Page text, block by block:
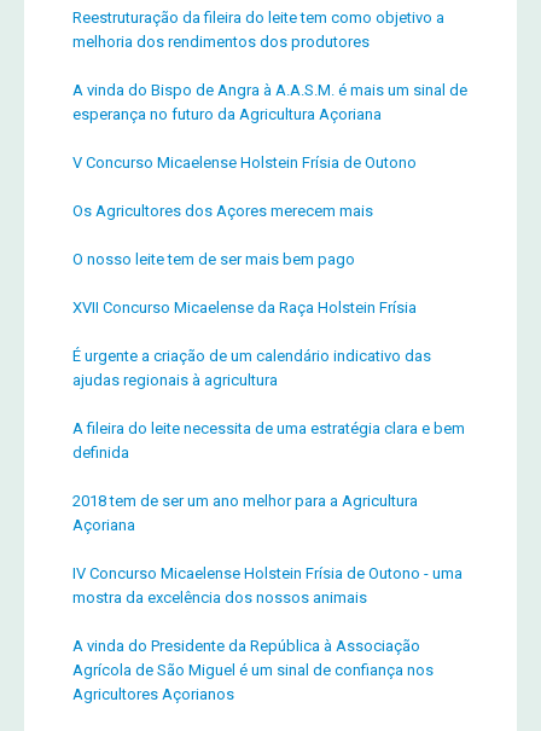
Reestruturação da fileira do leite tem como objetivo a
melhoria dos rendimentos dos produtores
A vinda do Bispo de Angra à A.A.S.M. é mais um sinal de
esperança no futuro da Agricultura Açoriana
V Concurso Micaelense Holstein Frísia de Outono
Os Agricultores dos Açores merecem mais
O nosso leite tem de ser mais bem pago
XVII Concurso Micaelense da Raça Holstein Frísia
É urgente a criação de um calendário indicativo das
ajudas regionais à agricultura
A fileira do leite necessita de uma estratégia clara e bem
definida
2018 tem de ser um ano melhor para a Agricultura
Açoriana
IV Concurso Micaelense Holstein Frísia de Outono - uma
mostra da excelência dos nossos animais
A vinda do Presidente da República à Associação
Agrícola de São Miguel é um sinal de confiança nos
Agricultores Açorianos